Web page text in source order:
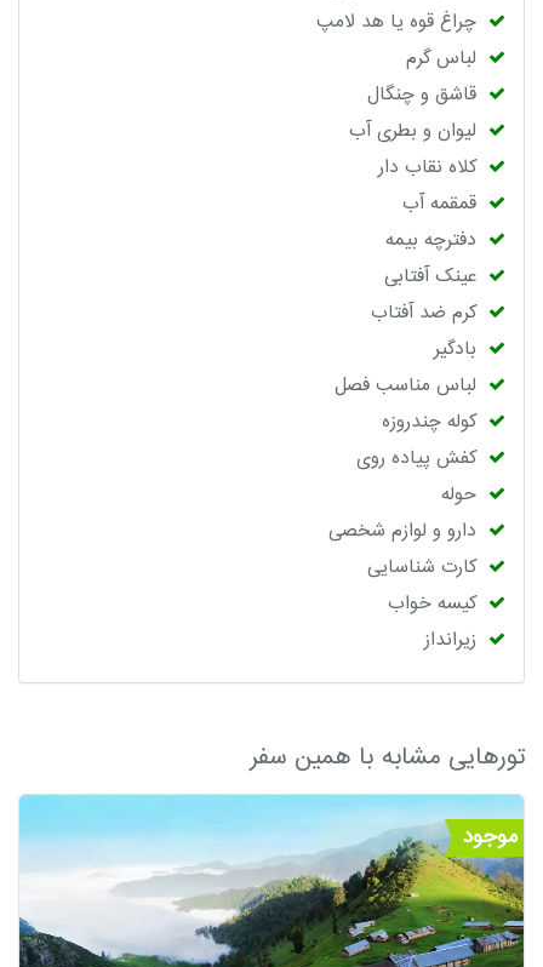
چراغ قوه یا هد لامپ
لباس گرم
قاشق و چنگال
لیوان و بطری آب
کلاه نقاب دار
قمقمه آب
دفترچه بیمه
عینک آفتابی
کرم ضد آفتاب
بادگیر
لباس مناسب فصل
کوله چندروزه
کفش پیاده روی
حوله
دارو و لوازم شخصی
کارت شناسایی
کیسه خواب
زیرانداز
تورهایی مشابه با همین سفر
موجود